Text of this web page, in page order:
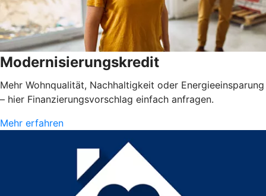
Modernisierungskredit
Mehr Wohnqualität, Nachhaltigkeit oder Energieeinsparung
– hier Finanzierungsvorschlag einfach anfragen.
Mehr erfahren